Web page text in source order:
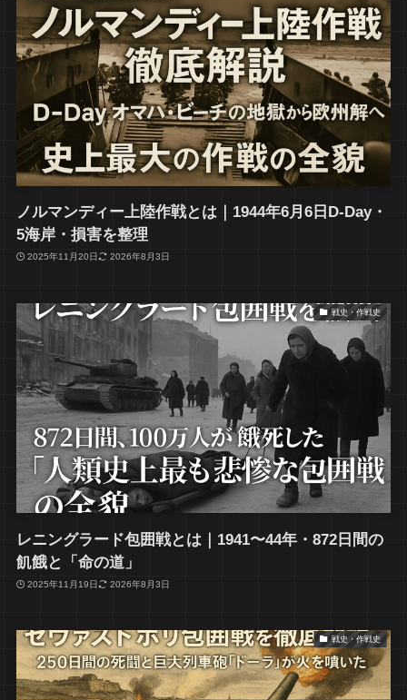
ノルマンディー上陸作戦とは｜1944年6月6日D-Day・
5海岸・損害を整理
2025年11月20日 2026年8月3日
戦史・作戦史
レニングラード包囲戦とは｜1941〜44年・872日間の
飢餓と「命の道」
2025年11月19日 2026年8月3日
戦史・作戦史